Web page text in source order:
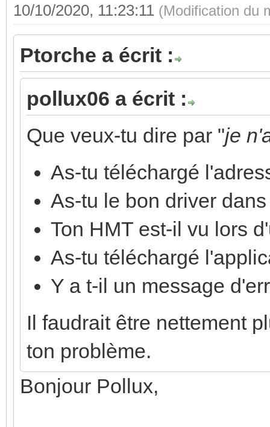
10/10/2020, 11:23:11 (Modification du
Ptorche a écrit :
pollux06 a écrit :
Que veux-tu dire par "je
As-tu téléchargé
As-tu le bon driver
Ton HMT est-il vu lors
As-tu téléchargé
Y a t-il un message
Il faudrait être nettement
ton problème.
Bonjour Pollux,